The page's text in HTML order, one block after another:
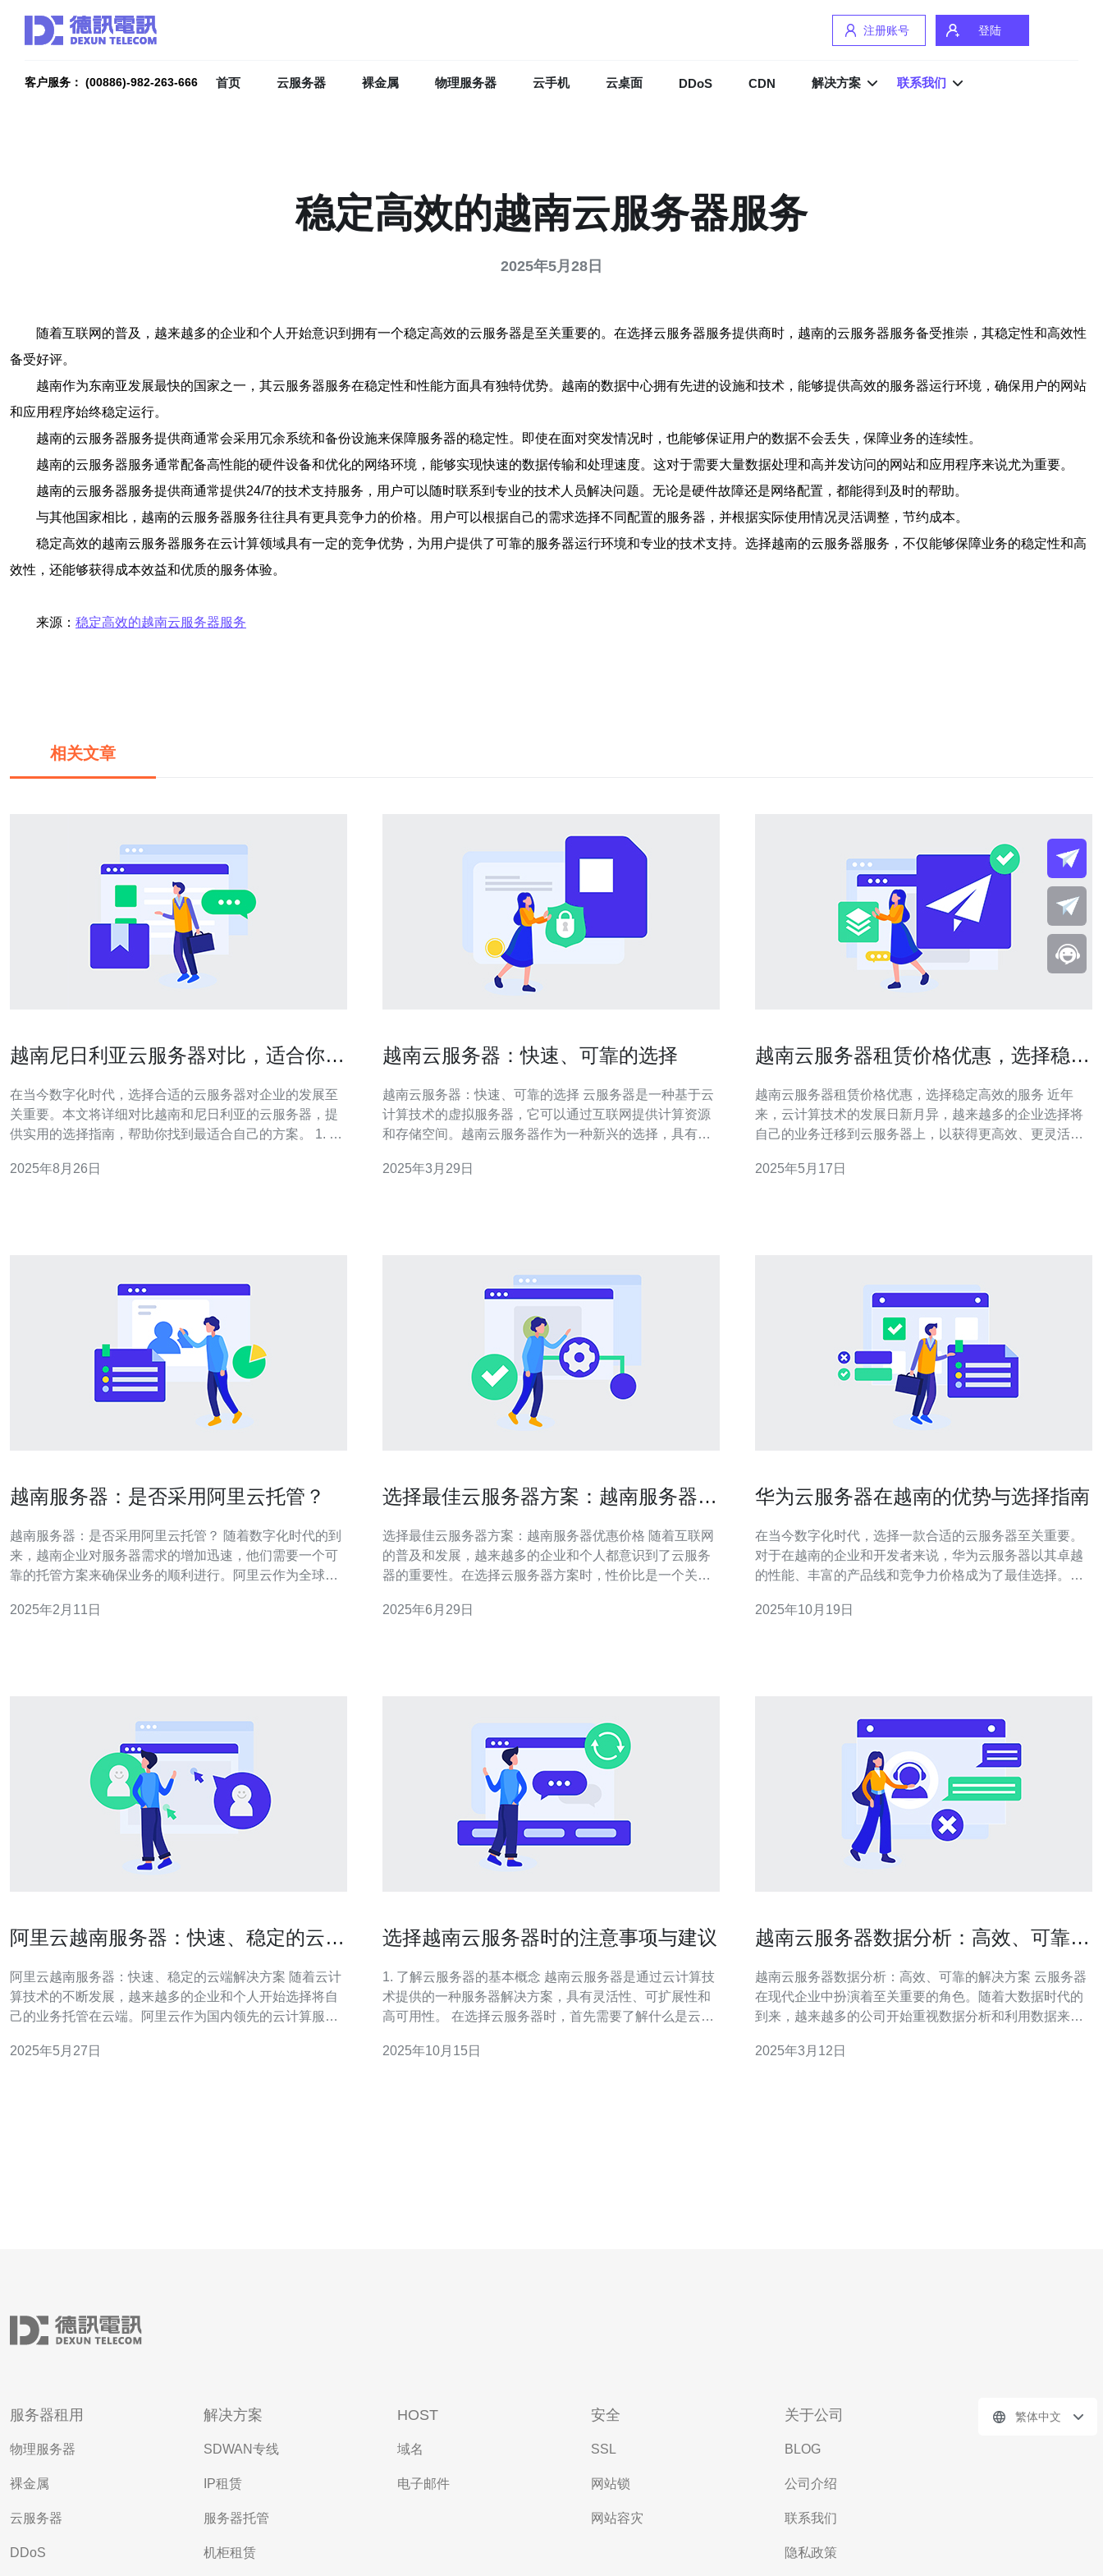
注册账号 登陆
客户服务： (00886)-982-263-666 首页 云服务器 裸金属 物理服务器 云手机 云桌面 DDoS CDN 解决方案 联系我们
稳定高效的越南云服务器服务
2025年5月28日
随着互联网的普及，越来越多的企业和个人开始意识到拥有一个稳定高效的云服务器是至关重要的。在选择云服务器服务提供商时，越南的云服务器服务备受推崇，其稳定性和高效性
备受好评。
越南作为东南亚发展最快的国家之一，其云服务器服务在稳定性和性能方面具有独特优势。越南的数据中心拥有先进的设施和技术，能够提供高效的服务器运行环境，确保用户的网站
和应用程序始终稳定运行。
越南的云服务器服务提供商通常会采用冗余系统和备份设施来保障服务器的稳定性。即使在面对突发情况时，也能够保证用户的数据不会丢失，保障业务的连续性。
越南的云服务器服务通常配备高性能的硬件设备和优化的网络环境，能够实现快速的数据传输和处理速度。这对于需要大量数据处理和高并发访问的网站和应用程序来说尤为重要。
越南的云服务器服务提供商通常提供24/7的技术支持服务，用户可以随时联系到专业的技术人员解决问题。无论是硬件故障还是网络配置，都能得到及时的帮助。
与其他国家相比，越南的云服务器服务往往具有更具竞争力的价格。用户可以根据自己的需求选择不同配置的服务器，并根据实际使用情况灵活调整，节约成本。
稳定高效的越南云服务器服务在云计算领域具有一定的竞争优势，为用户提供了可靠的服务器运行环境和专业的技术支持。选择越南的云服务器服务，不仅能够保障业务的稳定性和高
效性，还能够获得成本效益和优质的服务体验。
来源： 稳定高效的越南云服务器服务
相关文章
越南尼日利亚云服务器对比，适合你的
在当今数字化时代，选择合适的云服务器对企业的发展至
关重要。本文将详细对比越南和尼日利亚的云服务器，提
供实用的选择指南，帮助你找到最适合自己的方案。 1. 云
算技术提供灵活的计算资源。用户可以根据需求随时调整
2025年8月26日
越南云服务器：快速、可靠的选择
越南云服务器：快速、可靠的选择 云服务器是一种基于云
计算技术的虚拟服务器，它可以通过互联网提供计算资源
和存储空间。越南云服务器作为一种新兴的选择，具有快
服务器提供快速部署的优势。只需几分钟，您就可以拥有
2025年3月29日
越南云服务器租赁价格优惠，选择稳定
越南云服务器租赁价格优惠，选择稳定高效的服务 近年
来，云计算技术的发展日新月异，越来越多的企业选择将
自己的业务迁移到云服务器上，以获得更高效、更灵活的
价格优惠而备受关注。 选择越南云服务器租赁，不仅仅是
2025年5月17日
越南服务器：是否采用阿里云托管？
越南服务器：是否采用阿里云托管？ 随着数字化时代的到
来，越南企业对服务器需求的增加迅速，他们需要一个可
靠的托管方案来确保业务的顺利进行。阿里云作为全球领
服务器是否应该选择阿里云托管。 阿里云作为全球领先的
2025年2月11日
选择最佳云服务器方案：越南服务器优
选择最佳云服务器方案：越南服务器优惠价格 随着互联网
的普及和发展，越来越多的企业和个人都意识到了云服务
器的重要性。在选择云服务器方案时，性价比是一个关键
来越多用户的首选。 越南服务器在价格上具有明显的优
2025年6月29日
华为云服务器在越南的优势与选择指南
在当今数字化时代，选择一款合适的云服务器至关重要。
对于在越南的企业和开发者来说，华为云服务器以其卓越
的性能、丰富的产品线和竞争力价格成为了最佳选择。无
足不同用户的需求，从而成为越南市场上最受欢迎的云计
2025年10月19日
阿里云越南服务器：快速、稳定的云端
阿里云越南服务器：快速、稳定的云端解决方案 随着云计
算技术的不断发展，越来越多的企业和个人开始选择将自
己的业务托管在云端。阿里云作为国内领先的云计算服务
云端解决方案。 阿里云越南服务器提供了快速部署的功
2025年5月27日
选择越南云服务器时的注意事项与建议
1. 了解云服务器的基本概念 越南云服务器是通过云计算技
术提供的一种服务器解决方案，具有灵活性、可扩展性和
高可用性。 在选择云服务器时，首先需要了解什么是云服
需求动态调整资源。 与传统的物理服务器相比，云服务器
2025年10月15日
越南云服务器数据分析：高效、可靠的
越南云服务器数据分析：高效、可靠的解决方案 云服务器
在现代企业中扮演着至关重要的角色。随着大数据时代的
到来，越来越多的公司开始重视数据分析和利用数据来做
的解决方案。 越南云服务器是指在越南境内部署的云计算
2025年3月12日
服务器租用
物理服务器
裸金属
云服务器
DDoS
解决方案
SDWAN专线
IP租赁
服务器托管
机柜租赁
HOST
域名
电子邮件
安全
SSL
网站锁
网站容灾
关于公司
BLOG
公司介绍
联系我们
隐私政策
繁体中文